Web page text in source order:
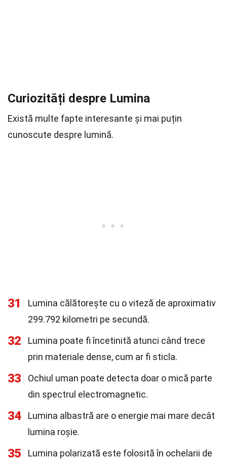
Curiozități despre Lumina
Există multe fapte interesante și mai puțin
cunoscute despre lumină.
31
Lumina călătorește cu o viteză de aproximativ
299.792 kilometri pe secundă.
32
Lumina poate fi încetinită atunci când trece
prin materiale dense, cum ar fi sticla.
33
Ochiul uman poate detecta doar o mică parte
din spectrul electromagnetic.
34
Lumina albastră are o energie mai mare decât
lumina roșie.
35
Lumina polarizată este folosită în ochelarii de